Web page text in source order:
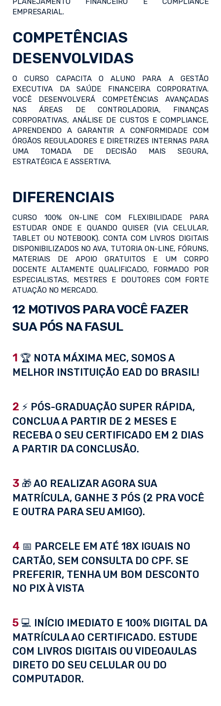
EMPRESARIAL.
COMPETÊNCIAS
DESENVOLVIDAS
O CURSO CAPACITA O ALUNO PARA A GESTÃO
EXECUTIVA DA SAÚDE FINANCEIRA CORPORATIVA.
VOCÊ DESENVOLVERÁ COMPETÊNCIAS AVANÇADAS
NAS ÁREAS DE CONTROLADORIA, FINANÇAS
CORPORATIVAS, ANÁLISE DE CUSTOS E COMPLIANCE,
APRENDENDO A GARANTIR A CONFORMIDADE COM
ÓRGÃOS REGULADORES E DIRETRIZES INTERNAS PARA
UMA TOMADA DE DECISÃO MAIS SEGURA,
ESTRATÉGICA E ASSERTIVA.
DIFERENCIAIS
CURSO 100% ON-LINE COM FLEXIBILIDADE PARA
ESTUDAR ONDE E QUANDO QUISER (VIA CELULAR,
TABLET OU NOTEBOOK). CONTA COM LIVROS DIGITAIS
DISPONIBILIZADOS NO AVA, TUTORIA ON-LINE, FÓRUNS,
MATERIAIS DE APOIO GRATUITOS E UM CORPO
DOCENTE ALTAMENTE QUALIFICADO, FORMADO POR
ESPECIALISTAS, MESTRES E DOUTORES COM FORTE
ATUAÇÃO NO MERCADO.
12 MOTIVOS PARA VOCÊ FAZER
SUA PÓS NA FASUL
1 🏆 NOTA MÁXIMA MEC, SOMOS A
MELHOR INSTITUIÇÃO EAD DO BRASIL!
2 ⚡ PÓS-GRADUAÇÃO SUPER RÁPIDA,
CONCLUA A PARTIR DE 2 MESES E
RECEBA O SEU CERTIFICADO EM 2 DIAS
A PARTIR DA CONCLUSÃO.
3 🎁 AO REALIZAR AGORA SUA
MATRÍCULA, GANHE 3 PÓS (2 PRA VOCÊ
E OUTRA PARA SEU AMIGO).
4 📅 PARCELE EM ATÉ 18X IGUAIS NO
CARTÃO, SEM CONSULTA DO CPF. SE
PREFERIR, TENHA UM BOM DESCONTO
NO PIX À VISTA
5 💻 INÍCIO IMEDIATO E 100% DIGITAL DA
MATRÍCULA AO CERTIFICADO. ESTUDE
COM LIVROS DIGITAIS OU VIDEOAULAS
DIRETO DO SEU CELULAR OU DO
COMPUTADOR.